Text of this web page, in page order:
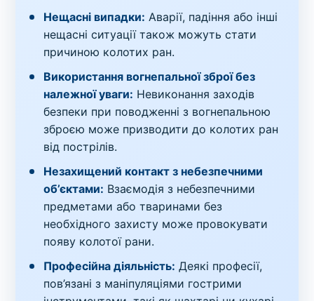
Нещасні випадки: Аварії, падіння або інші
нещасні ситуації також можуть стати
причиною колотих ран.
Використання вогнепальної зброї без
належної уваги: Невиконання заходів
безпеки при поводженні з вогнепальною
зброєю може призводити до колотих ран
від пострілів.
Незахищений контакт з небезпечними
об’єктами: Взаємодія з небезпечними
предметами або тваринами без
необхідного захисту може провокувати
появу колотої рани.
Професійна діяльність: Деякі професії,
пов’язані з маніпуляціями гострими